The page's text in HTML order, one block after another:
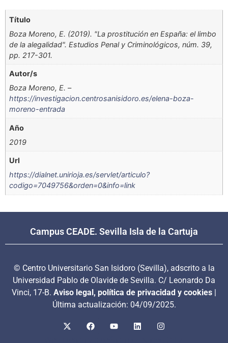
Título
Boza Moreno, E. (2019). "La prostitución en España: el limbo
de la alegalidad". Estudios Penal y Criminológicos, núm. 39,
pp. 217-301.
Autor/s
Boza Moreno, E. –
https://investigacion.centrosanisidoro.es/elena-boza-
moreno-entrada
Año
2019
Url
https://dialnet.unirioja.es/servlet/articulo?
codigo=7049756&orden=0&info=link
Campus CEADE. Sevilla Isla de la Cartuja
© Centro Universitario San Isidoro (Sevilla), adscrito a la
Universidad Pablo de Olavide de Sevilla. C/ Leonardo Da
Vinci, 17-B. Aviso legal, política de privacidad y cookies |
Última actualización: 04/09/2025.